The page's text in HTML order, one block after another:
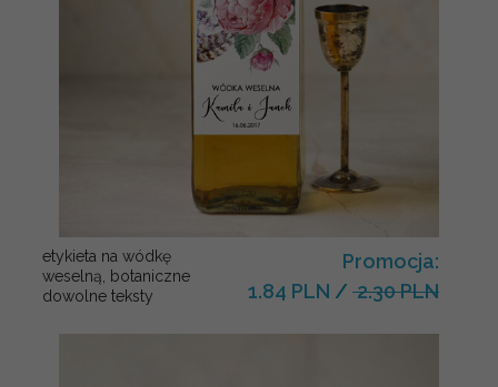
etykieta na wódkę
weselną, botaniczne
dowolne teksty
Promocja:
1.84 PLN / 2.30 PLN